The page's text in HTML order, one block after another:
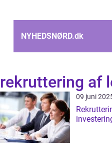
NYHEDSNØRD.dk
rekruttering af
09 juni